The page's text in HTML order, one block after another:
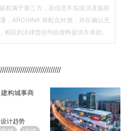
权属于第三方，若信息不实或涉及版权
，ARCHINA 将配合对接，并在确认无
应的法律责任均由资料提供方承担。
构城事商
计趋势